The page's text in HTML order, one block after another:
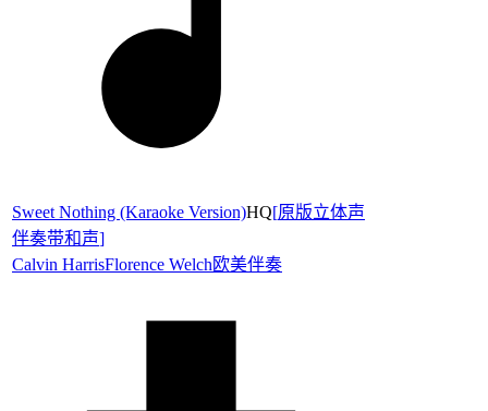
Sweet Nothing (Karaoke Version)HQ[原版立体声
伴奏带和声]
Calvin HarrisFlorence Welch欧美伴奏